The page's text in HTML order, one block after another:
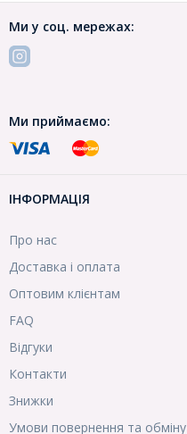
Ми у соц. мережах:
Ми приймаємо:
ІНФОРМАЦІЯ
Про нас
Доставка і оплата
Оптовим клієнтам
FAQ
Відгуки
Контакти
Знижки
Умови повернення та обміну